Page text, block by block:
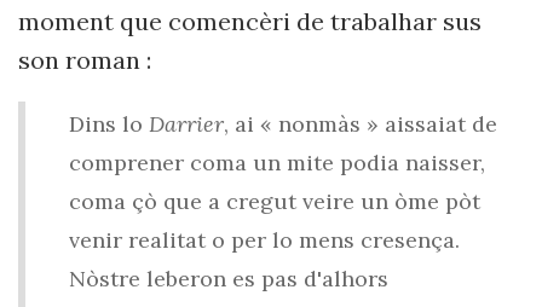
moment que comencèri de trabalhar sus
son roman :
Dins lo Darrier, ai « nonmàs » aissaiat de
comprener coma un mite podia naisser,
coma çò que a cregut veire un òme pòt
venir realitat o per lo mens cresença.
Nòstre leberon es pas d'alhors